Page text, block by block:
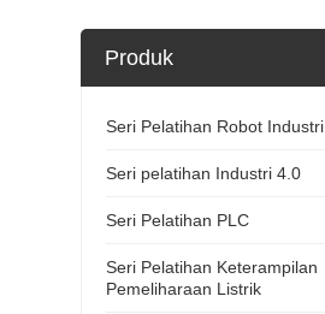
Produk
Seri Pelatihan Robot Industri
Seri pelatihan Industri 4.0
Seri Pelatihan PLC
Seri Pelatihan Keterampilan
Pemeliharaan Listrik